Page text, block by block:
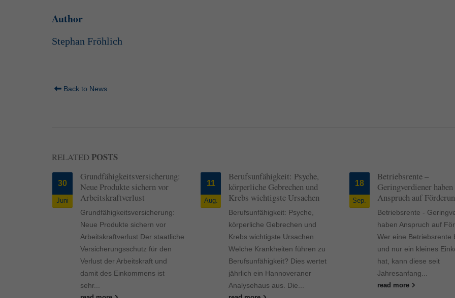
Author
Stephan Fröhlich
Back to News
RELATED POSTS
30
Juni
Grundfähigkeitsversicherung:
Neue Produkte sichern vor
Arbeitskraftverlust
Grundfähigkeitsversicherung:
Neue Produkte sichern vor
Arbeitskraftverlust Der staatliche
Versicherungsschutz für den
Verlust der Arbeitskraft und
damit des Einkommens ist
sehr...
11
Aug.
Berufsunfähigkeit: Psyche,
körperliche Gebrechen und
Krebs wichtigste Ursachen
Berufsunfähigkeit: Psyche,
körperliche Gebrechen und
Krebs wichtigste Ursachen
Welche Krankheiten führen zu
Berufsunfähigkeit? Dies wertet
jährlich ein Hannoveraner
Analysehaus aus. Die...
18
Sep.
Betriebsrente –
Geringverdiener haben
Anspruch auf
Betriebsrente -
haben Anspruch auf
Wer eine Betriebsrente
und nur ein kleines
hat, kann diese seit
Jahresanfang...
read more